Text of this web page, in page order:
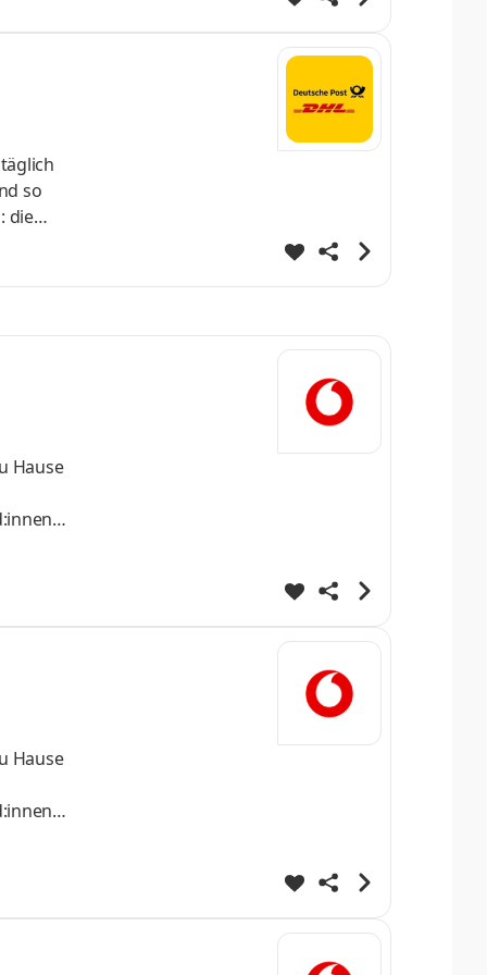
so
die
Hause
Hause